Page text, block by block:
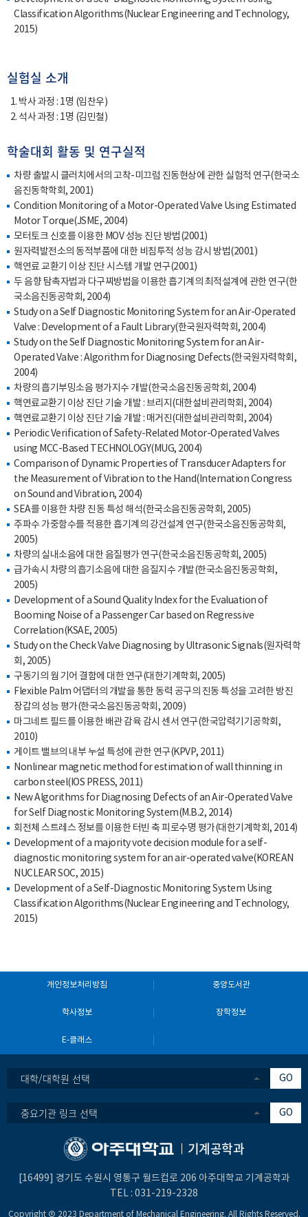
Classification Algorithms(Nuclear Engineering and Technology,
2015)
실험실 소개
박사 과정 : 1명 (임찬우)
석사 과정 : 1명 (김민철)
학술대회 활동 및 연구실적
차량 출발시 클러치에서의 고착-미끄럼 진동현상에 관한 실험적 연구(한국소
음진동학학회, 2001)
Condition Monitoring of a Motor-Operated Valve Using Estimated
Motor Torque(JSME, 2004)
모터토크 신호를 이용한 MOV 성능 진단 방법(2001)
원자력발전소의 동적부품에 대한 비침투적 성능 감시 방법(2001)
핵연료 교환기 이상 진단 시스템 개발 연구(2001)
두 음향 탐촉자법과 다구찌방법을 이용한 흡기계의 최적설계에 관한 연구(한
국소음진동공학회, 2004)
Study on a Self Diagnostic Monitoring System for an Air-Operated
Valve : Development of a Fault Library(한국원자력학회, 2004)
Study on the Self Diagnostic Monitoring System for an Air-
Operated Valve : Algorithm for Diagnosing Defects(한국원자력학회,
2004)
차량의 흡기부밍소음 평가지수 개발(한국소음진동공학회, 2004)
핵연료교환기 이상 진단 기술 개발 : 브리지(대한설비관리학회, 2004)
핵연료교환기 이상 진단 기술 개발 : 매거진(대한설비관리학회, 2004)
Periodic Verification of Safety-Related Motor-Operated Valves
using MCC-Based TECHNOLOGY(MUG, 2004)
Comparison of Dynamic Properties of Transducer Adapters for
the Measurement of Vibration to the Hand(Internation Congress
on Sound and Vibration, 2004)
SEA를 이용한 차량 진동 특성 해석(한국소음진동공학회, 2005)
주파수 가중함수를 적용한 흡기계의 강건설계 연구(한국소음진동공학회,
2005)
차량의 실내소음에 대한 음질평가 연구(한국소음진동공학회, 2005)
급가속시 차량의 흡기소음에 대한 음질지수 개발(한국소음진동공학회,
2005)
Development of a Sound Quality Index for the Evaluation of
Booming Noise of a Passenger Car based on Regressive
Correlation(KSAE, 2005)
Study on the Check Valve Diagnosing by Ultrasonic Signals(원자력학
회, 2005)
구동기의 웜 기어 결함에 대한 연구(대한기계학회, 2005)
Flexible Palm 어댑터의 개발을 통한 동력 공구의 진동 특성을 고려한 방진
장갑의 성능 평가(한국소음진동공학회, 2009)
마그네트 필드를 이용한 배관 감육 감시 센서 연구(한국압력기기공학회,
2010)
게이트 밸브의 내부 누설 특성에 관한 연구(KPVP, 2011)
Nonlinear magnetic method for estimation of wall thinning in
carbon steel(IOS PRESS, 2011)
New Algorithms for Diagnosing Defects of an Air-Operated Valve
for Self Diagnostic Monitoring System(M.B.2, 2014)
회전체 스트레스 정보를 이용한 터빈 축 피로수명 평가(대한기계학회, 2014)
Development of a majority vote decision module for a self-
diagnostic monitoring system for an air-operated valve(KOREAN
NUCLEAR SOC, 2015)
Development of a Self-Diagnostic Monitoring System Using
Classification Algorithms(Nuclear Engineering and Technology,
2015)
개인정보처리방침 중앙도서관
학사정보 장학정보
E-클래스
대학/대학원 선택 GO
중요기관 링크 선택 GO
기계공학과
[16499] 경기도 수원시 영통구 월드컵로 206 아주대학교 기계공학과
TEL : 031-219-2328
Copyright Ⓒ 2023 Department of Mechanical Engineering. All Rights Reserved.